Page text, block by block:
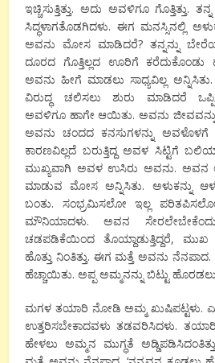
ಇಚ್ಚಿಸುತ್ತಿತ್ತು. ಅದು ಅವಳಿಗೂ ಗೊತ್ತಿತ್ತು. ತನ್ನ
ಸಿದ್ಧಳಾಗತೊಡಗಿದಳು. ಈಗ ಮನಸ್ಸಿನಲ್ಲಿ
ಅವನು ಮೋಸ ಮಾಡಿದರೆ?ತನ್ನನ್ನು
ದೂರದ ಗೊತ್ತಿಲ್ಲದ ಊರಿಗೆ ಕರೆದುಕೊಂಡು
ಅವನು ಹೀಗೆ ಮಾಡಲು ಸಾಧ್ಯವಿಲ್ಲ ಅನ್ನಿಸಿತು.
ವಿರುದ್ಧ
ಚಲಿಸಲು ಶುರು ಮಾಡಿದರೆ
ಅವಳಿಗೂ ಹಾಗೇ ಆಯಿತು.ಅವನು
ಅವನು ಚಂದದ ಕನಸುಗಳನ್ನು ಅವಳೊಳಗೆ
ಕಾರಣವಿಲ್ಲದೆ ಬರುತ್ತಿದ್ದ ಅವಳ ಸಿಟ್ಟಿಗೆ
ಮುಖ್ಯವಾಗಿ ಅವಳ ಉಸಿರು ಅವನು. ಅವನ
ಮಾಡುವ ಮೋಸ ಅನ್ನಿಸಿತು. ಅಳುಕನ್ನುಆ
ಬಂತು. ಸಂಭ್ರಮಿಸಲೋ ಇಲ್ಲ
ಮೌನಿಯಾದಳು.ಅವನ ಸೇರಲೇಬೇಕೆಂದು
ಚಡಪಡಿಕೆಯಿಂದ ತೊಯ್ದಾಡುತ್ತಿದ್ದರೆ,ಮುಖ
ಹೊತ್ತು ನಿಂತಿತ್ತು. ಈಗ ಮತ್ತೆ ಅವನು ನೆನಪಾದ.
ಹೆಚ್ಚಾಯಿತು.ಅಪ್ಪ ಅಮ್ಮನನ್ನು ಬಿಟ್ಟು ಹೊರಡಲು
ಮಗಳ ತಯಾರಿ ನೋಡಿ ಅಮ್ಮ ಖುಷಿಪಟ್ಟಳು.
ಉತ್ತರಿಸಬೇಕಾದವಳು ತಡವರಿಸಿದಳು.
ಹೇಳಲು ಅಮ್ಮನ ಮುಗ್ಧತೆ ಅಡ್ಡಿಪಡಿಸಿದಂತಿತ್ತು